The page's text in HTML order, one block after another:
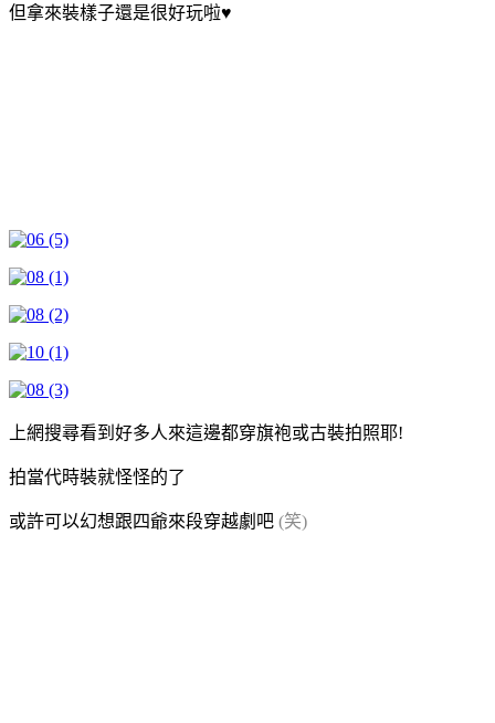
但拿來裝樣子還是很好玩啦♥
上網搜尋看到好多人來這邊都穿旗袍或古裝拍照耶!
拍當代時裝就怪怪的了
或許可以幻想跟四爺來段穿越劇吧 (笑)